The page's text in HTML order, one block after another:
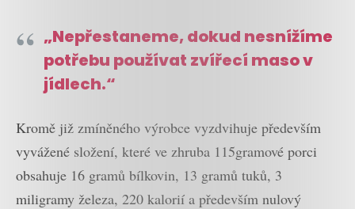
„Nepřestaneme, dokud nesnížíme
potřebu používat zvířecí maso v
jídlech.“
Kromě již zmíněného výrobce vyzdvihuje především
vyvážené složení, které ve zhruba 115gramové porci
obsahuje 16 gramů bílkovin, 13 gramů tuků, 3
miligramy železa, 220 kalorií a především nulový